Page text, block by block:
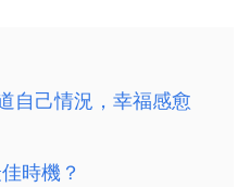
自己情況，幸福感愈
時機？